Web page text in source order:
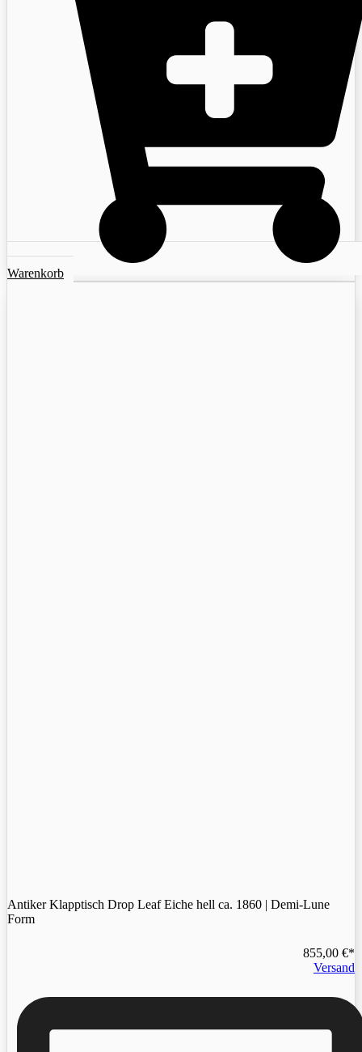
Warenkorb
Antiker Klapptisch Drop Leaf Eiche hell ca. 1860 | Demi-Lune
Form
855,00 €
Versand